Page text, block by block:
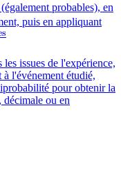
probables), en
puis en appliquant
issues de l'expérience,
l'événement étudié,
pour obtenir la
ou en